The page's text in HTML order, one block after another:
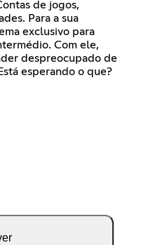
de jogos,
Para a sua
exclusivo para
Com ele,
despreocupado de
esperando o que?